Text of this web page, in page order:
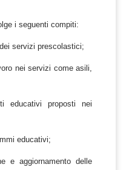
i seguenti compiti:
servizi prescolastici;
nei servizi come asili,
educativi proposti nei
educativi;
e aggiornamento delle